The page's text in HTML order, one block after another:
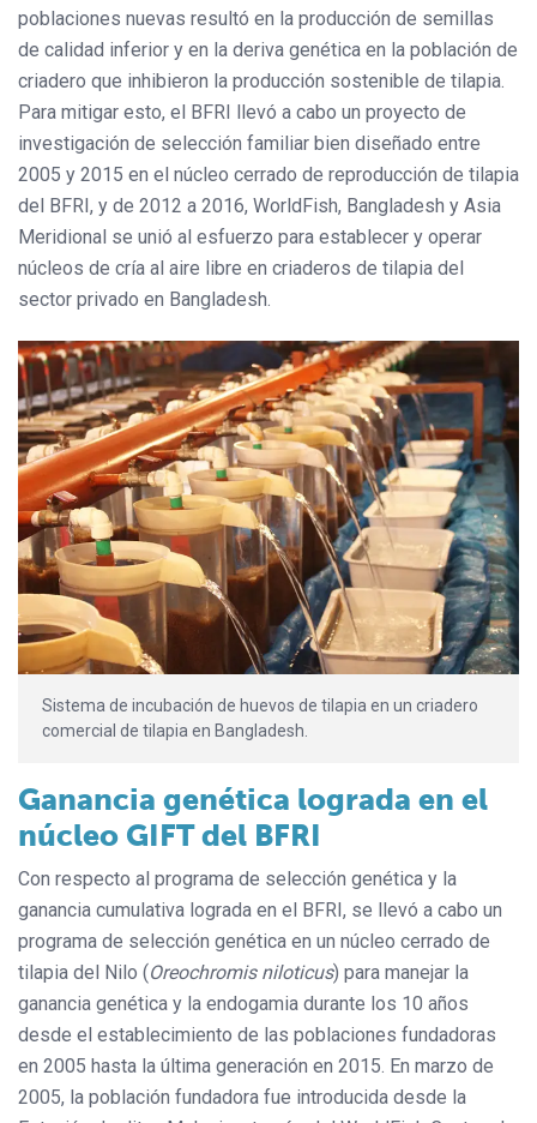
poblaciones nuevas resultó en la producción de semillas
de calidad inferior y en la deriva genética en la población de
criadero que inhibieron la producción sostenible de tilapia.
Para mitigar esto, el BFRI llevó a cabo un proyecto de
investigación de selección familiar bien diseñado entre
2005 y 2015 en el núcleo cerrado de reproducción de tilapia
del BFRI, y de 2012 a 2016, WorldFish, Bangladesh y Asia
Meridional se unió al esfuerzo para establecer y operar
núcleos de cría al aire libre en criaderos de tilapia del
sector privado en Bangladesh.
Sistema de incubación de huevos de tilapia en un criadero
comercial de tilapia en Bangladesh.
Ganancia genética lograda en el
núcleo GIFT del BFRI
Con respecto al programa de selección genética y la
ganancia cumulativa lograda en el BFRI, se llevó a cabo un
programa de selección genética en un núcleo cerrado de
tilapia del Nilo (Oreochromis niloticus) para manejar la
ganancia genética y la endogamia durante los 10 años
desde el establecimiento de las poblaciones fundadoras
en 2005 hasta la última generación en 2015. En marzo de
2005, la población fundadora fue introducida desde la